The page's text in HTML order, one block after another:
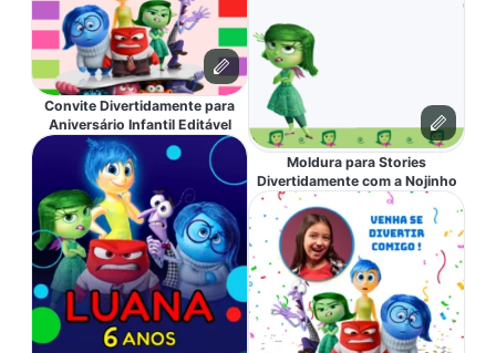
Convite Divertidamente para
Aniversário Infantil Editável
Moldura para Stories
Divertidamente com a Nojinho